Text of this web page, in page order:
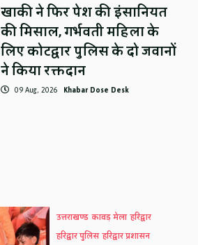
खाकी ने फिर पेश की इंसानियत
की मिसाल, गर्भवती महिला के
लिए कोटद्वार पुलिस के दो जवानों
ने किया रक्तदान
09 Aug, 2026 Khabar Dose Desk
उत्तराखण्ड कावड़ मेला हरिद्वार
हरिद्वार पुलिस हरिद्वार प्रशासन